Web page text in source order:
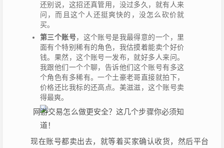
还别说，这招还真管用，没过多久，就有人来
问，而且这个人还挺爽快的，没怎么砍价就
买。
第三个账号，这个账号是我最得意的一个，里
面有个特别稀有的角色，我估摸着能卖个好价
钱。果然，这个账号一发布，就好多人来问。
我跟他们一个个聊，告诉他们这个账号有多这
个角色有多稀有。一个土豪老哥直接就拍下，
价格还比我标的还高点。美滋滋，这个账号卖
得最爽。
现在账号都卖出去，就等着买家确认收货，然后平台